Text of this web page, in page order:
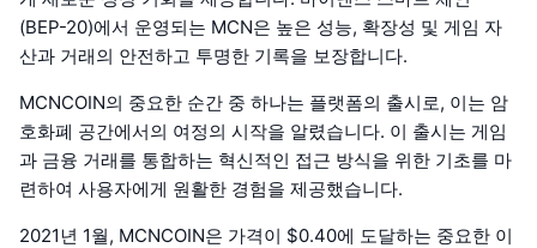
(BEP-20)에서 운영되는 MCN은 높은 성능, 확장성 및 게임 자
산과 거래의 안전하고 투명한 기록을 보장합니다.
MCNCOIN의 중요한 순간 중 하나는 플랫폼의 출시로, 이는 암
호화폐 공간에서의 여정의 시작을 알렸습니다. 이 출시는 게임
과 금융 거래를 통합하는 혁신적인 접근 방식을 위한 기초를 마
련하여 사용자에게 원활한 경험을 제공했습니다.
2021년 1월, MCNCOIN은 가격이 $0.40에 도달하는 중요한 이